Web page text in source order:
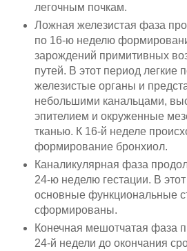
легочным почкам.
Ложная железистая фаза
по 16-ю неделю
зарождений примитивных
путей. В этот период легкие
железистые органы и
небольшими канальцами,
эпителием и окруженные
тканью. К 16-й неделе
формирование бронхиол.
Каналикулярная фаза
24-ю неделю гестации. В
основные функциональные
сформированы.
Конечная мешотчатая фаза
24-й недели до окончания